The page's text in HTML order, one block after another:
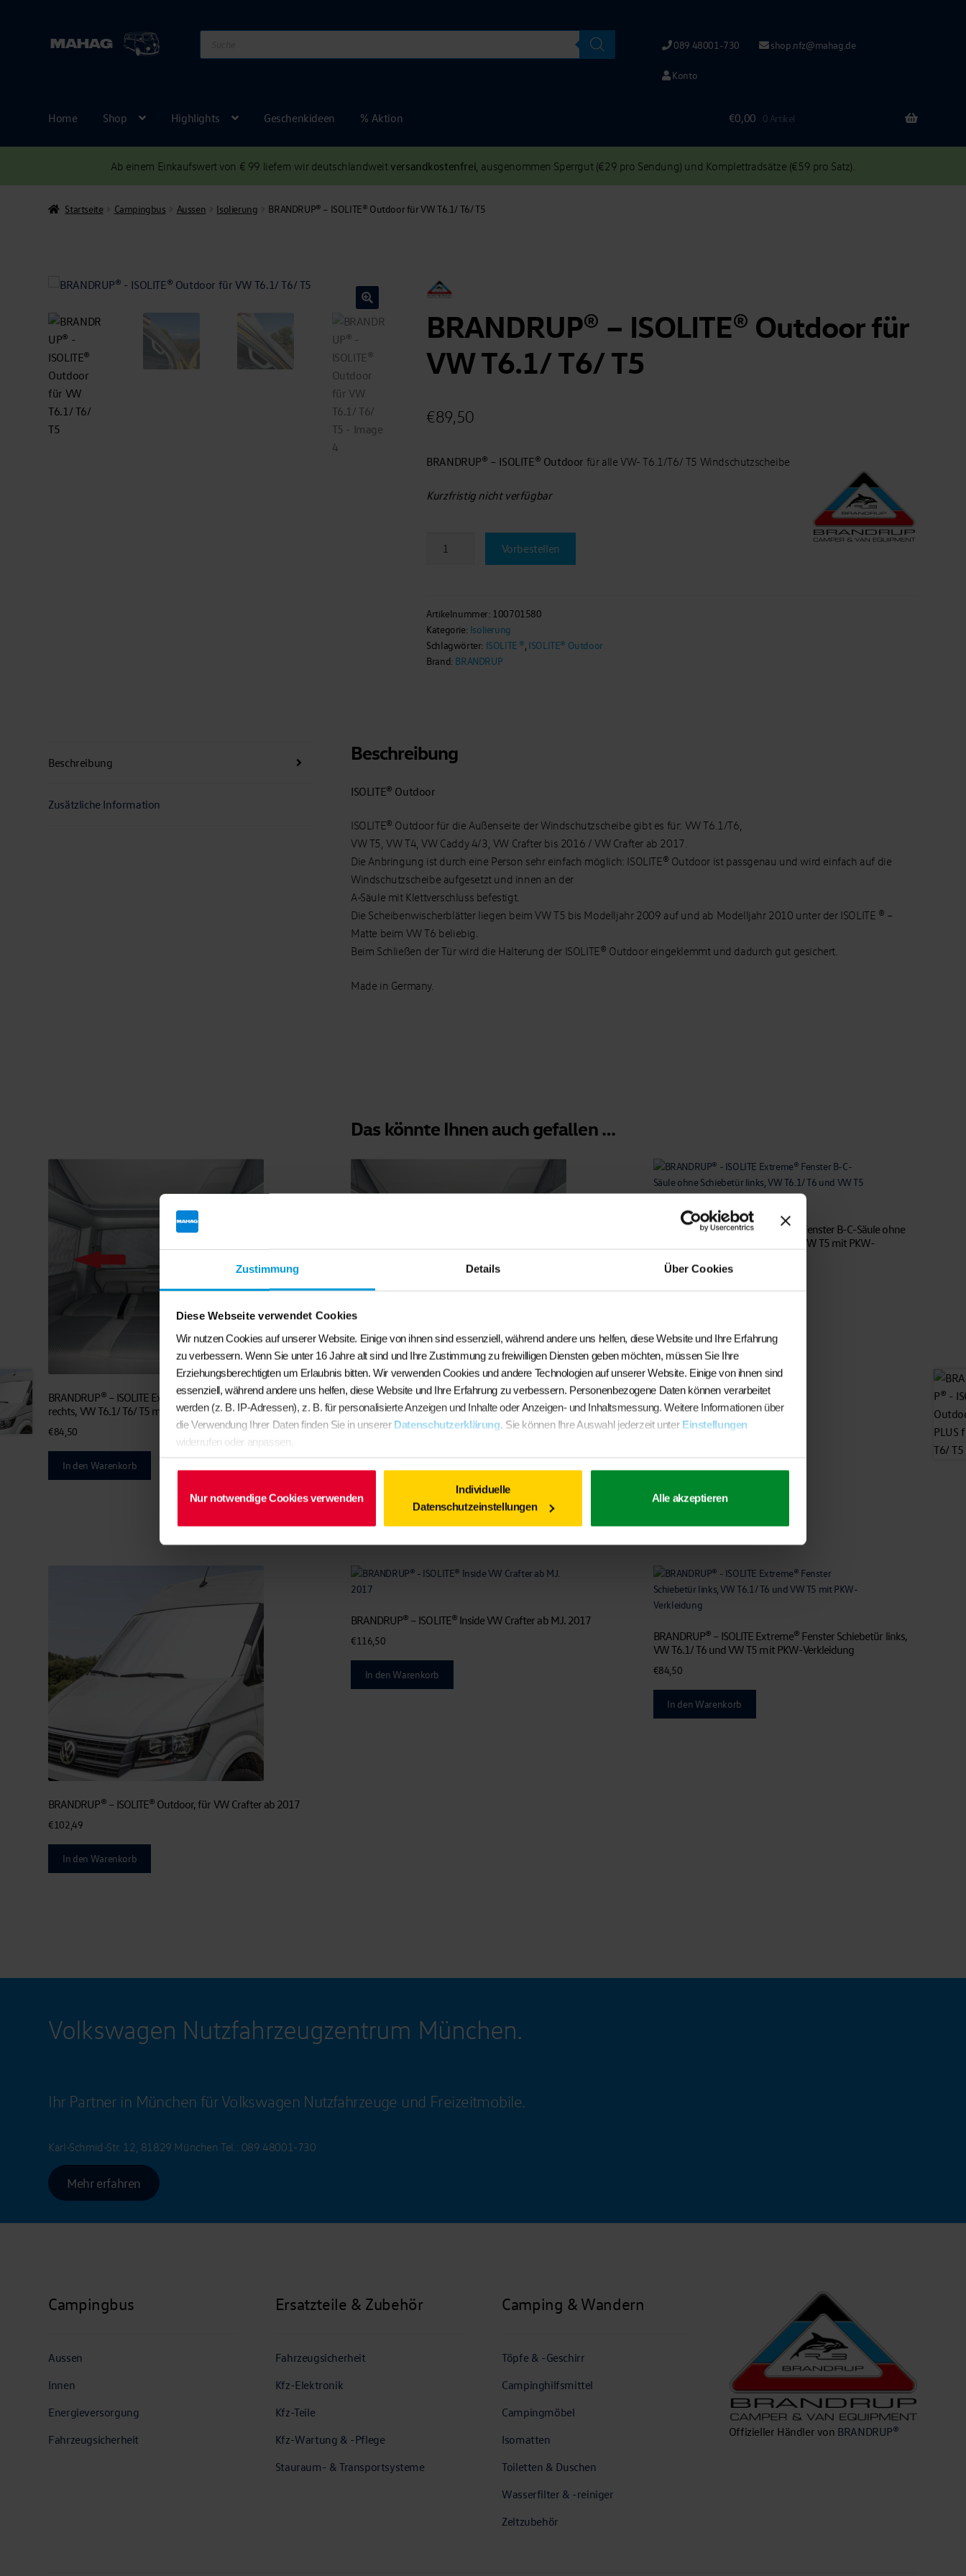
Zustimmung Details Über Cookies
Diese Webseite verwendet Cookies
Wir nutzen Cookies auf unserer Website. Einige von ihnen sind essenziell, während andere uns helfen, diese Website und Ihre Erfahrung
zu verbessern. Wenn Sie unter 16 Jahre alt sind und Ihre Zustimmung zu freiwilligen Diensten geben möchten, müssen Sie Ihre
Erziehungsberechtigten um Erlaubnis bitten. Wir verwenden Cookies und andere Technologien auf unserer Website. Einige von ihnen sind
essenziell, während andere uns helfen, diese Website und Ihre Erfahrung zu verbessern. Personenbezogene Daten können verarbeitet
werden (z. B. IP-Adressen), z. B. für personalisierte Anzeigen und Inhalte oder Anzeigen- und Inhaltsmessung. Weitere Informationen über
die Verwendung Ihrer Daten finden Sie in unserer Datenschutzerklärung. Sie können Ihre Auswahl jederzeit unter Einstellungen
widerrufen oder anpassen.
Nur notwendige Cookies verwenden
Individuelle
Datenschutzeinstellungen
Alle akzeptieren
Products
089 48001-730 shop.nfz@mahag.de
Konto
Home Shop Highlights Geschenkideen % Aktion €0,00 0 Artikel
Ab einem Einkaufswert von € 99 liefern wir deutschlandweit versandkostenfrei , ausgenommen Sperrgut (€29 pro Sendung) und Komplettradsätze (€59 pro Satz).
Startseite Campingbus Aussen Isolierung BRANDRUP® – ISOLITE® Outdoor für VW T6.1/ T6/ T5
BRANDRUP® – ISOLITE® Outdoor für
VW T6.1/ T6/ T5
€89,50
BRANDRUP® – ISOLITE® Outdoor für alle VW- T6.1/T6/ T5 Windschutzscheibe
Kurzfristig nicht verfügbar
für
VW
T6.1/
T6/
Vorbestellen
Artikelnummer: 100701580
Kategorie: Isolierung
Schlagwörter: ISOLITE ® ISOLITE® Outdoor
Brand: BRANDRUP
Beschreibung
Zusätzliche Information
Beschreibung
ISOLITE® Outdoor
ISOLITE® Outdoor für die Außenseite der Windschutzscheibe gibt es für: VW T6.1/T6,
VW T5, VW T4, VW Caddy 4/3, VW Crafter bis 2016 / VW Crafter ab 2017.
Die Anbringung ist durch eine Person sehr einfach möglich: ISOLITE® Outdoor ist passgenau und wird einfach auf die
Windschutzscheibe aufgesetzt und innen an der
A-Säule mit Klettverschluss befestigt.
Die Scheibenwischerblätter liegen beim VW T5 bis Modelljahr 2009 auf und ab Modelljahr 2010 unter der ISOLITE ® –
Matte beim VW T6 beliebig.
Beim Schließen der Tür wird die Halterung der ISOLITE® Outdoor eingeklemmt und dadurch gut gesichert.
Made in Germany.
Das könnte Ihnen auch gefallen …
BRANDRUP® – ISOLITE Extreme® Seitenfenster C-D-Säule
rechts, VW T6.1/ T6/ T5 mit kurzem Radstand
€84,50
In den Warenkorb
BRANDRUP® – ISOLITE Extreme® für Heckklappenfenster
VW-T6/ T6.1
€ 142,50
BRANDRUP® – ISOLITE Extreme® Fenster B-C-Säule ohne
Schiebetür links, VW T6.1/ T6 und VW T5 mit PKW-
BRANDRUP® – ISOLITE® Outdoor, für VW Crafter ab 2017
€102,49
In den Warenkorb
BRANDRUP® – ISOLITE® Inside VW Crafter ab MJ. 2017
€116,50
In den Warenkorb
BRANDRUP® – ISOLITE Extreme® Fenster Schiebetür links,
VW T6.1/ T6 und VW T5 mit PKW-Verkleidung
€84,50
In den Warenkorb
Volkswagen Nutzfahrzeugzentrum München.
Ihr Partner in München für Volkswagen Nutzfahrzeuge und Freizeitmobile.
Karl-Schmid-Str. 12, 81829 München Tel.: 089 48001-730
Mehr erfahren
Campingbus
Aussen
Innen
Energieversorgung
Fahrzeugsicherheit
Ersatzteile & Zubehör
Fahrzeugsicherheit
Kfz-Elektronik
Kfz-Teile
Kfz-Wartung & -Pflege
Stauraum- & Transportsysteme
Camping & Wandern
Töpfe & -Geschirr
Campinghilfsmittel
Campingmöbel
Isomatten
Toiletten & Duschen
Wasserfilter & -reiniger
Zeltzubehör
Offizieller Händler von BRANDRUP®